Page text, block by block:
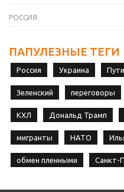
РОССИЯ
ПАПУЛЕЗНЫЕ ТЕГИ
Россия Украина
Зеленский переговоры
КХЛ Дональд Трамп
мигранты НАТО
обмен пленными Санкт-